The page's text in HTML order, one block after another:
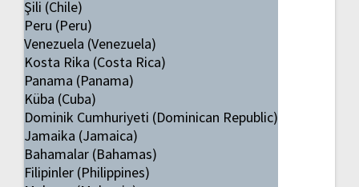
Şili (Chile)
Peru (Peru)
Venezuela (Venezuela)
Kosta Rika (Costa Rica)
Panama (Panama)
Küba (Cuba)
Dominik Cumhuriyeti (Dominican Republic)
Jamaika (Jamaica)
Bahamalar (Bahamas)
Filipinler (Philippines)